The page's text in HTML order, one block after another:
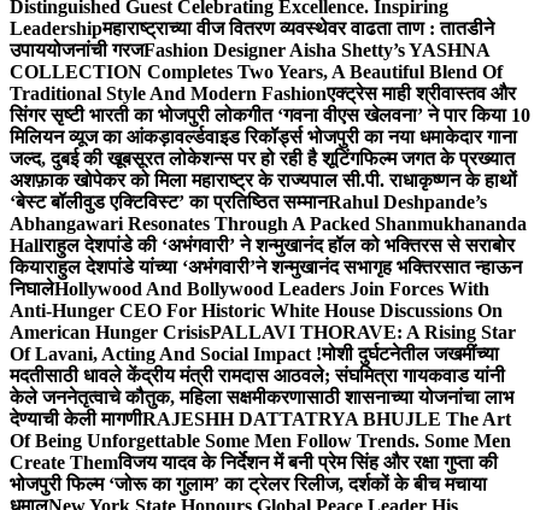
Distinguished Guest Celebrating Excellence. Inspiring
Leadershipमहाराष्ट्राच्या वीज वितरण व्यवस्थेवर वाढता ताण : तातडीने
उपाययोजनांची गरजFashion Designer Aisha Shetty’s YASHNA
COLLECTION Completes Two Years, A Beautiful Blend Of
Traditional Style And Modern Fashionएक्ट्रेस माही श्रीवास्तव और
सिंगर सृष्टी भारती का भोजपुरी लोकगीत ‘गवना वीएस खेलवना’ ने पार किया 10
मिलियन व्यूज का आंकड़ावर्ल्डवाइड रिकॉर्ड्स भोजपुरी का नया धमाकेदार गाना
जल्द, दुबई की खूबसूरत लोकेशन्स पर हो रही है शूटिंगफिल्म जगत के प्रख्यात
अशफ़ाक खोपेकर को मिला महाराष्ट्र के राज्यपाल सी.पी. राधाकृष्णन के हाथों
‘बेस्ट बॉलीवुड एक्टिविस्ट’ का प्रतिष्ठित सम्मानRahul Deshpande’s
Abhangawari Resonates Through A Packed Shanmukhananda
Hallराहुल देशपांडे की ‘अभंगवारी’ ने शन्मुखानंद हॉल को भक्तिरस से सराबोर
कियाराहुल देशपांडे यांच्या ‘अभंगवारी’ने शन्मुखानंद सभागृह भक्तिरसात न्हाऊन
निघालेHollywood And Bollywood Leaders Join Forces With
Anti-Hunger CEO For Historic White House Discussions On
American Hunger CrisisPALLAVI THORAVE: A Rising Star
Of Lavani, Acting And Social Impact !मोशी दुर्घटनेतील जखमींच्या
मदतीसाठी धावले केंद्रीय मंत्री रामदास आठवले; संघमित्रा गायकवाड यांनी
केले जननेतृत्वाचे कौतुक, महिला सक्षमीकरणासाठी शासनाच्या योजनांचा लाभ
देण्याची केली मागणीRAJESHH DATTATRYA BHUJLE The Art
Of Being Unforgettable Some Men Follow Trends. Some Men
Create Themविजय यादव के निर्देशन में बनी प्रेम सिंह और रक्षा गुप्ता की
भोजपुरी फिल्म ‘जोरू का गुलाम’ का ट्रेलर रिलीज, दर्शकों के बीच मचाया